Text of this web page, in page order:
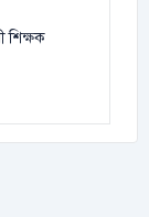
শিক্ষক